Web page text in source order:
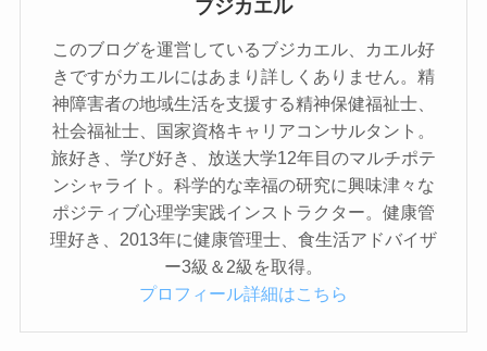
ブジカエル
このブログを運営しているブジカエル、カエル好
きですがカエルにはあまり詳しくありません。精
神障害者の地域生活を支援する精神保健福祉士、
社会福祉士、国家資格キャリアコンサルタント。
旅好き、学び好き、放送大学12年目のマルチポテ
ンシャライト。科学的な幸福の研究に興味津々な
ポジティブ心理学実践インストラクター。健康管
理好き、2013年に健康管理士、食生活アドバイザ
ー3級＆2級を取得。
プロフィール詳細はこちら